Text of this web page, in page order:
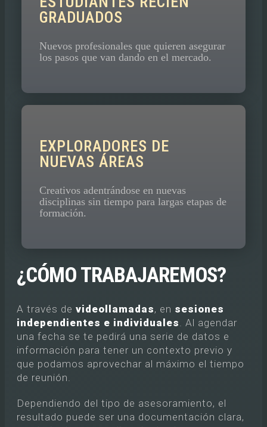
GRADUADOS
Nuevos profesionales que quieren asegurar
los pasos que van dando en el mercado.
EXPLORADORES DE
NUEVAS ÁREAS
Creativos adentrándose en nuevas
disciplinas sin tiempo para largas etapas de
formación.
¿CÓMO TRABAJAREMOS?
A través de videollamadas, en sesiones
independientes e individuales . Al agendar
una fecha se te pedirá una serie de datos e
información para tener un contexto previo y
que podamos aprovechar al máximo el tiempo
de reunión.
Dependiendo del tipo de asesoramiento, el
resultado puede ser una documentación clara,